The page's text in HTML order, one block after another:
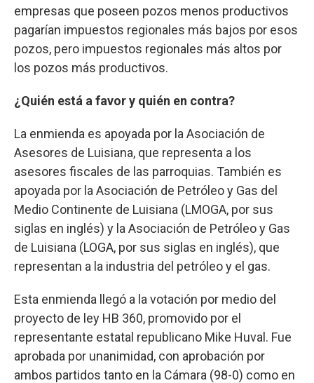
empresas que poseen pozos menos productivos
pagarían impuestos regionales más bajos por esos
pozos, pero impuestos regionales más altos por
los pozos más productivos.
¿Quién está a favor y quién en contra?
La enmienda es apoyada por la Asociación de
Asesores de Luisiana, que representa a los
asesores fiscales de las parroquias. También es
apoyada por la Asociación de Petróleo y Gas del
Medio Continente de Luisiana (LMOGA, por sus
siglas en inglés) y la Asociación de Petróleo y Gas
de Luisiana (LOGA, por sus siglas en inglés), que
representan a la industria del petróleo y el gas.
Esta enmienda llegó a la votación por medio del
proyecto de ley HB 360, promovido por el
representante estatal republicano Mike Huval. Fue
aprobada por unanimidad, con aprobación por
ambos partidos tanto en la Cámara (98-0) como en